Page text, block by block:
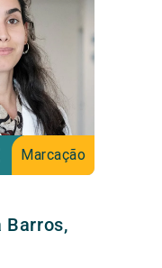
Marcação
Barros,